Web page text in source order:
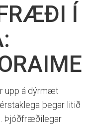
Í
upp á dýrmæt
þegar litið
Þjóðfræðilegar